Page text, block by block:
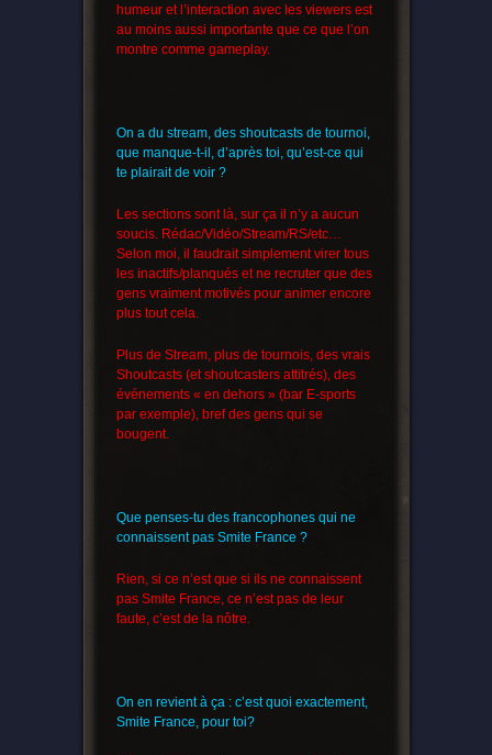
humeur et l’interaction avec les viewers est
au moins aussi importante que ce que l’on
montre comme gameplay.
On a du stream, des shoutcasts de tournoi,
que manque-t-il, d’après toi, qu’est-ce qui
te plairait de voir ?
Les sections sont là, sur ça il n’y a aucun
soucis. Rédac/Vidéo/Stream/RS/etc…
Selon moi, il faudrait simplement virer tous
les inactifs/planqués et ne recruter que des
gens vraiment motivés pour animer encore
plus tout cela.
Plus de Stream, plus de tournois, des vrais
Shoutcasts (et shoutcasters attitrés), des
événements « en dehors » (bar E-sports
par exemple), bref des gens qui se
bougent.
Que penses-tu des francophones qui ne
connaissent pas Smite France ?
Rien, si ce n’est que si ils ne connaissent
pas Smite France, ce n’est pas de leur
faute, c’est de la nôtre.
On en revient à ça : c’est quoi exactement,
Smite France, pour toi?